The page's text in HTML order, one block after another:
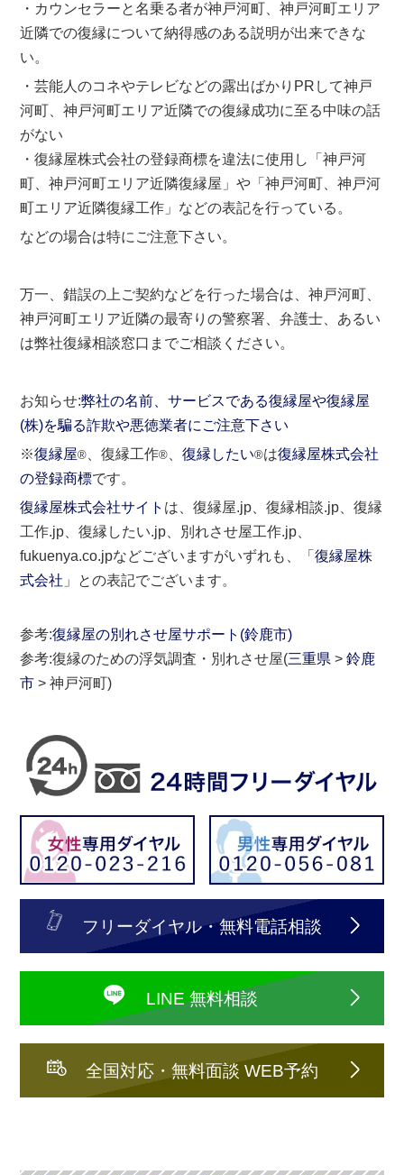
・カウンセラーと名乗る者が神戸河町、神戸河町エリア
近隣での復縁について納得感のある説明が出来できな
い。
・芸能人のコネやテレビなどの露出ばかりPRして神戸
河町、神戸河町エリア近隣での復縁成功に至る中味の話
がない
・復縁屋株式会社の登録商標を違法に使用し「神戸河
町、神戸河町エリア近隣復縁屋」や「神戸河町、神戸河
町エリア近隣復縁工作」などの表記を行っている。
などの場合は特にご注意下さい。
万一、錯誤の上ご契約などを行った場合は、神戸河町、
神戸河町エリア近隣の最寄りの警察署、弁護士、あるい
は弊社復縁相談窓口までご相談ください。
お知らせ:弊社の名前、サービスである復縁屋や復縁屋
(株)を騙る詐欺や悪徳業者にご注意下さい
※復縁屋® 、復縁工作® 、復縁したい®は復縁屋株式会社
の登録商標です。
復縁屋株式会社サイト は、復縁屋.jp、復縁相談.jp、復縁
工作.jp、復縁したい.jp、別れさせ屋工作.jp、
fukuenya.co.jpなどございますがいずれも、「復縁屋株
式会社 」との表記でございます。
参考:復縁屋の別れさせ屋サポート(鈴鹿市)
参考:復縁のための浮気調査・別れさせ屋(三重県 >鈴鹿
市 > 神戸河町)
フリーダイヤル・無料電話相談
LINE 無料相談
全国対応・無料面談 WEB予約